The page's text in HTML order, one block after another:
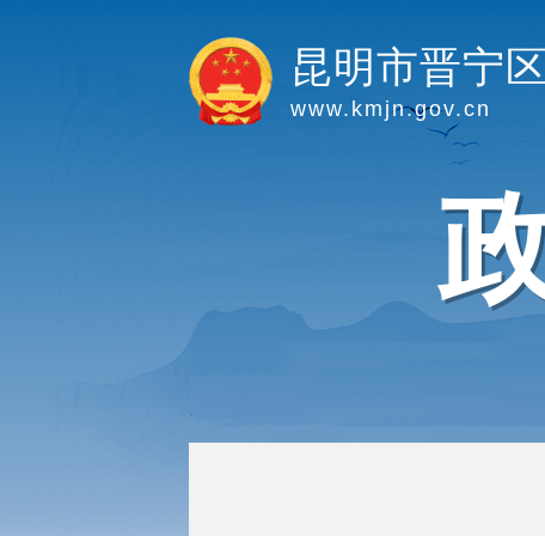
昆明市晋宁
www.kmjn.gov.cn